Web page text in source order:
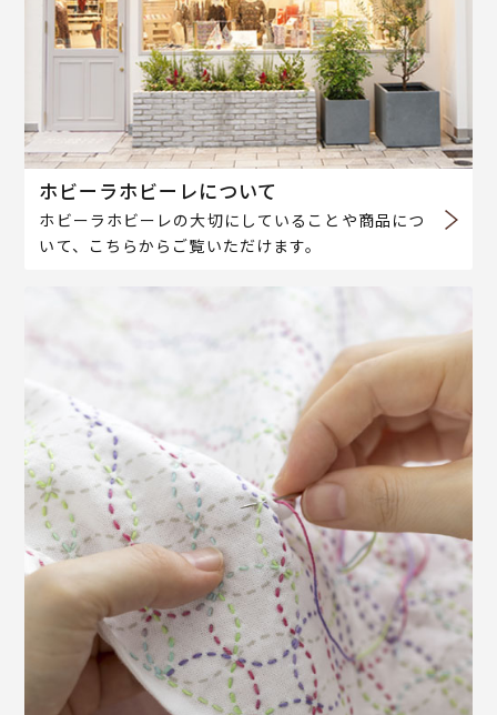
ホビーラホビーレについて
ホビーラホビーレの大切にしていることや商品につ
いて、こちらからご覧いただけます。